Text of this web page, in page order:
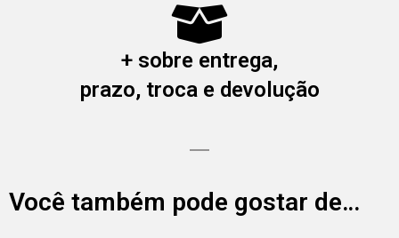
+ sobre entrega,
prazo, troca e devolução
Você também pode gostar de…